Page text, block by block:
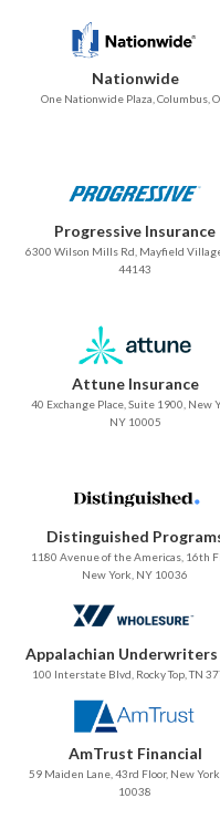
Nationwide
One Nationwide Plaza, Columbus,
Progressive Insurance
6300 Wilson Mills Rd, Mayfield
44143
Attune Insurance
40 Exchange Place, Suite 1900, New
NY 10005
Distinguished
1180 Avenue of the Americas, 16th
New York, NY 10036
Appalachian Underwriters
100 Interstate Blvd, Rocky Top, TN
AmTrust Financial
59 Maiden Lane, 43rd Floor, New
10038